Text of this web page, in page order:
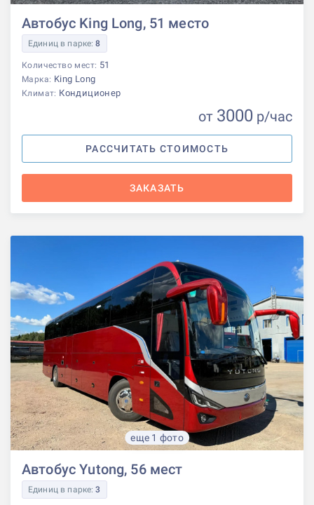
Автобус King Long, 51 место
Единиц в парке:8
Количество мест: 51
Марка: King Long
Климат: Кондиционер
от 3000 р/час
РАССЧИТАТЬ СТОИМОСТЬ
ЗАКАЗАТЬ
еще 1 фото
Автобус Yutong, 56 мест
Единиц в парке:3